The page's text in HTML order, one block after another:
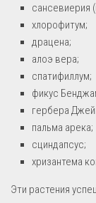
сансевиерия
хлорофитум;
драцена;
алоэ вера;
спатифиллум;
фикус
гербера
пальма арека;
сциндапсус;
хризантема
Эти растения